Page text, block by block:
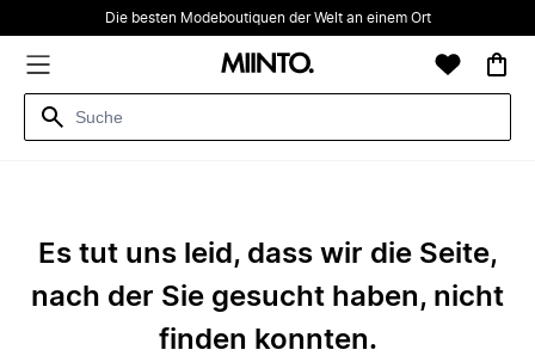
Die besten Modeboutiquen der Welt an einem Ort
Es tut uns leid, dass wir die Seite,
nach der Sie gesucht haben, nicht
finden konnten.